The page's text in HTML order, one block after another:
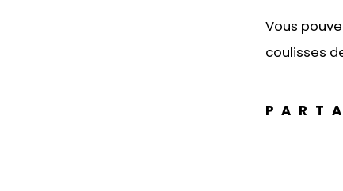
Vous
coulisses